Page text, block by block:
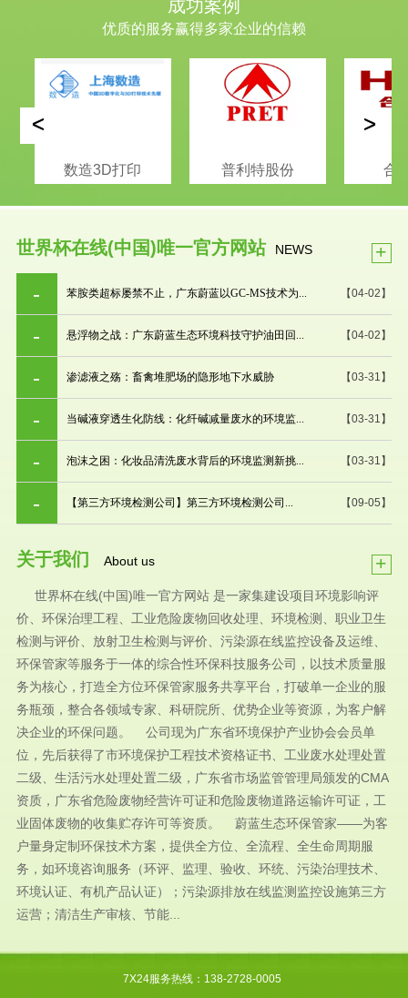
成功案例
优质的服务赢得多家企业的信赖
数造3D打印 普利特股份 合
< >
世界杯在线(中国)唯一官方网站 NEWS +
【04-02】
苯胺类超标屡禁不止，广东蔚蓝以GC-MS技术为...
【04-02】
悬浮物之战：广东蔚蓝生态环境科技守护油田回...
【03-31】
渗滤液之殇：畜禽堆肥场的隐形地下水威胁
【03-31】
当碱液穿透生化防线：化纤碱减量废水的环境监...
【03-31】
泡沫之困：化妆品清洗废水背后的环境监测新挑...
【09-05】
【第三方环境检测公司】第三方环境检测公司...
关于我们 About us +
世界杯在线(中国)唯一官方网站 是一家集建设项目环境影响评
价、环保治理工程、工业危险废物回收处理、环境检测、职业卫生
检测与评价、放射卫生检测与评价、污染源在线监控设备及运维、
环保管家等服务于一体的综合性环保科技服务公司，以技术质量服
务为核心，打造全方位环保管家服务共享平台，打破单一企业的服
务瓶颈，整合各领域专家、科研院所、优势企业等资源，为客户解
决企业的环保问题。 公司现为广东省环境保护产业协会会员单
位，先后获得了市环境保护工程技术资格证书、工业废水处理处置
二级、生活污水处理处置二级，广东省市场监管管理局颁发的CMA
资质，广东省危险废物经营许可证和危险废物道路运输许可证，工
业固体废物的收集贮存许可等资质。 蔚蓝生态环保管家——为客
户量身定制环保技术方案，提供全方位、全流程、全生命周期服
务，如环境咨询服务（环评、监理、验收、环统、污染治理技术、
环境认证、有机产品认证）；污染源排放在线监测监控设施第三方
运营；清洁生产审核、节能...
7X24服务热线：138-2728-0005